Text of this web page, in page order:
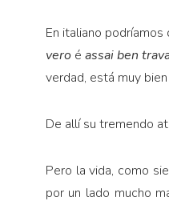
En italiano podríamos
vero é assai ben
verdad, está muy
De allí su tremendo
Pero la vida, como
por un lado mucho